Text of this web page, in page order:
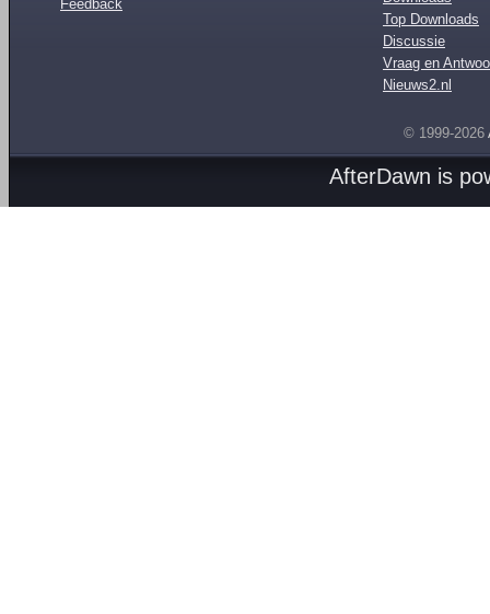
Feedback
Top Downloads
Discussie
Vraag en
Nieuws2.nl
© 1999-2026
AfterDawn is